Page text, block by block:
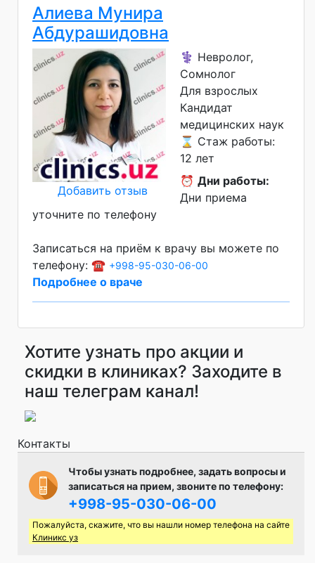
Алиева Мунира
Абдурашидовна
Добавить отзыв
⚕️ Невролог,
Сомнолог
Для взрослых
Кандидат
медицинских наук
⌛ Стаж работы:
12 лет
⏰ Дни работы:
Дни приема
уточните по телефону
Записаться на приём к врачу вы можете по
телефону: ☎️ +998-95-030-06-00
Подробнее о враче
Хотите узнать про акции и
скидки в клиниках? Заходите в
наш телеграм канал!
Контакты
Чтобы узнать подробнее, задать вопросы и
записаться на прием, звоните по телефону:
+998-95-030-06-00
Пожалуйста, скажите, что вы нашли номер телефона на сайте
Клиникс уз